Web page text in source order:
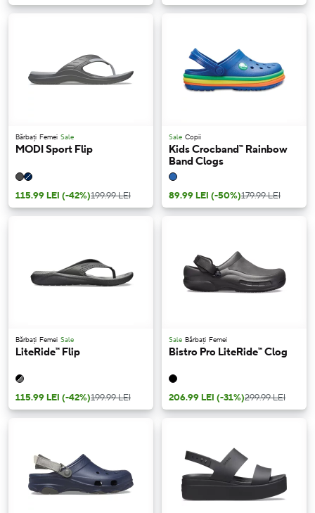
Bărbați Femei Sale
MODI Sport Flip
115.99 LEI (-42%)199.99 LEI
Sale Copii
Kids Crocband™ Rainbow
Band Clogs
89.99 LEI (-50%)179.99 LEI
Bărbați Femei Sale
LiteRide™ Flip
115.99 LEI (-42%)199.99 LEI
Sale Bărbați Femei
Bistro Pro LiteRide™ Clog
206.99 LEI (-31%)299.99 LEI